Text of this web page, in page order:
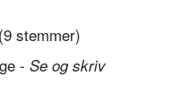
(9 stemmer)
- Se og skriv